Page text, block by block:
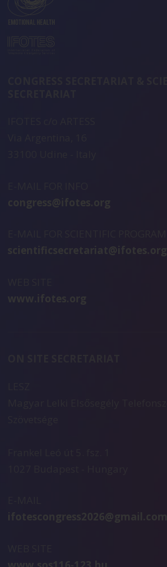
scientificsecretariat@ifotes.org
ifotescongress2026@gmail.com